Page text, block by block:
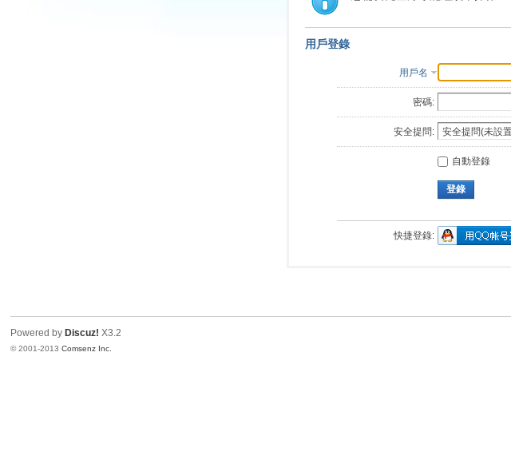
用戶登錄
用戶名
密碼:
安全提問:
自動登錄
登錄
快捷登錄:
Powered by Discuz! X3.2
© 2001-2013Comsenz Inc.